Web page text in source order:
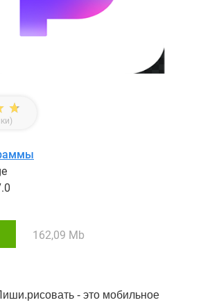
162,09 Mb
- это мобильное